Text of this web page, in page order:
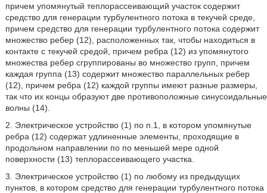
причем упомянутый теплорассеивающий участок содержит
средство для генерации турбулентного потока в текучей среде,
причем средство для генерации турбулентного потока содержит
множество ребер (12), расположенных так, чтобы находиться в
контакте с текучей средой, причем ребра (12) из упомянутого
множества ребер сгруппированы во множество групп, причем
каждая группа (13) содержит множество параллельных ребер
(12), причем ребра (12) каждой группы имеют разные размеры,
так что их концы образуют две противоположные синусоидальные
волны (14).
2. Электрическое устройство (1) по п.1, в котором упомянутые
ребра (12) содержат удлиненные элементы, проходящие в
продольном направлении по по меньшей мере одной
поверхности (13) теплорассеивающего участка.
3. Электрическое устройство (1) по любому из предыдущих
пунктов, в котором средство для генерации турбулентного потока